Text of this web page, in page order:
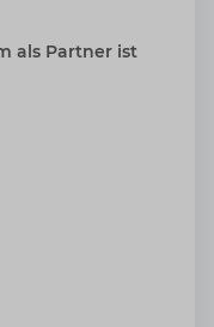
als Partner ist